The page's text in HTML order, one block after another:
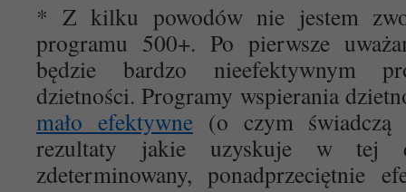
* Z kilku powodów nie jestem
programu 500+. Po pierwsze
będzie bardzo nieefektywnym
dzietności. Programy wspierania
mało efektywne(o czym świadczą
rezultaty jakie uzyskuje w tej
zdeterminowany, ponadprzeciętnie